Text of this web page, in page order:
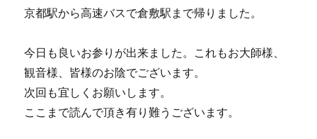
京都駅から高速バスで倉敷駅まで帰りました。
今日も良いお参りが出来ました。これもお大師様、
観音様、皆様のお陰でございます。
次回も宜しくお願いします。
ここまで読んで頂き有り難うございます。